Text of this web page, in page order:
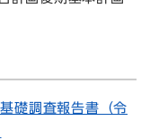
礎調査報告書（令